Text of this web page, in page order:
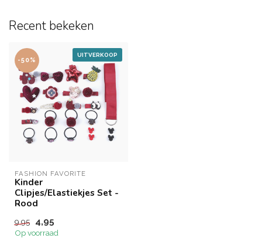
Recent bekeken
UITVERKOOP
-50%
FASHION FAVORITE
Kinder
Clipjes/Elastiekjes Set -
Rood
9,95 4,95
Op voorraad